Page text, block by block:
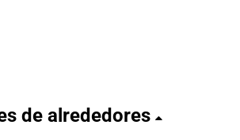
de alrededores